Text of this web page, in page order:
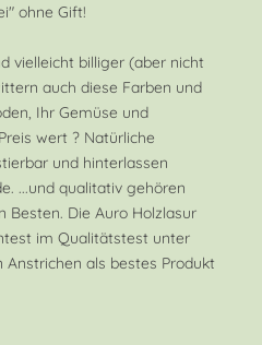
ohne Gift!
vielleicht billiger (aber nicht
auch diese Farben und
Ihr Gemüse und
wert ? Natürliche
und hinterlassen
...und qualitativ gehören
Besten. Die Auro Holzlasur
im Qualitätstest unter
als bestes Produkt